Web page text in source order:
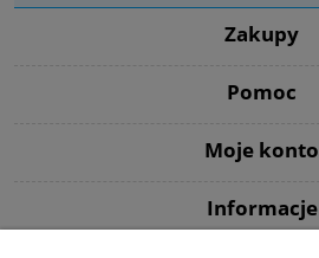
Zakupy
Pomoc
Moje konto
Informacje